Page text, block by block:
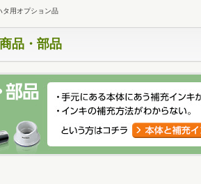
タ用オプション品
品・部品